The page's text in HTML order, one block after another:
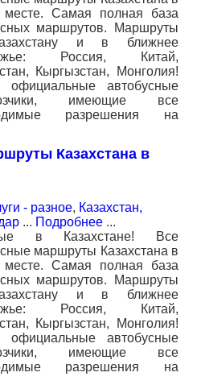
Самая полная база
маршрутов. Маршруты
и в ближнее
Россия, Китай,
Кыргызстан, Монголия!
официальные автобусные
имеющие все
разрешения на
Казахстана в
- разное, Казахстан,
... Подробнее ...
в Казахстане! Все
маршруты Казахстана в
Самая полная база
маршрутов. Маршруты
и в ближнее
Россия, Китай,
Кыргызстан, Монголия!
официальные автобусные
имеющие все
разрешения на